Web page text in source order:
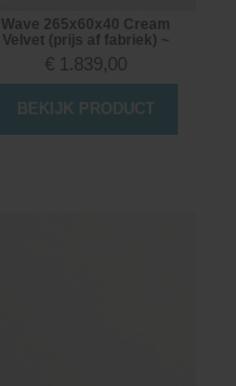
Wave 265x60x40 Cream
Velvet (prijs af fabriek) ~
€ 1.839,00
BEKIJK PRODUCT